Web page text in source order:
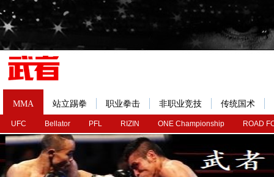
MMA
UFC Bellator PFL RIZIN ONE Championship ROAD
站立踢拳 职业拳击 非职业竞技 传统国术